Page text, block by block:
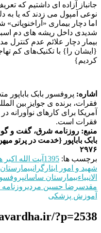
جانباز آزاده‌ ای داشتیم که
نوعی آمپول می‌ زدند که یا به‌
‌اما دچار بیماری‌
شدیدی داخل ریشه‌ های دم‌
بیمار دچار علائم عدم کنترل
{ایشان را} با تکنیک‌های کم‌
کردیم}
اشاره: پروفسور بابک
فقرات، برنده ی جوایز بین
آمریکا برای کارهای
فقرات است.
منبع: روزنامه شرق، گفت و
۲۹۷۶
برچسب ها: 1395 آیت الله
شهید و امور ایثارگرانبیمارستان
الانبیاءبیمارستان ساسان
مقدسرضا حسین مردی
آموزش پزشکی
?p=2538